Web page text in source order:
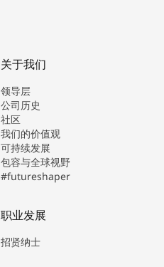
关于我们
领导层
公司历史
社区
我们的价值观
可持续发展
包容与全球视野
#futureshaper
职业发展
招贤纳士